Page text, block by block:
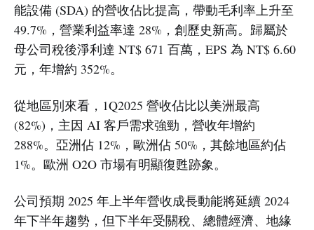
能設備 (SDA) 的營收佔比提高，帶動毛利率上升至
49.7%，營業利益率達 28%，創歷史新高。歸屬於
母公司稅後淨利達 NT$ 671 百萬，EPS 為 NT$ 6.60
元，年增約 352%。
從地區別來看，1Q2025 營收佔比以美洲最高
(82%)，主因 AI 客戶需求強勁，營收年增約
288%。亞洲佔 12%，歐洲佔 50%，其餘地區約佔
1%。歐洲 O2O 市場有明顯復甦跡象。
公司預期 2025 年上半年營收成長動能將延續 2024
年下半年趨勢，但下半年受關稅、總體經濟、地緣